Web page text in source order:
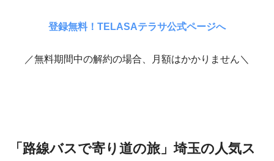
登録無料！TELASAテラサ公式ページへ
／無料期間中の解約の場合、月額はかかりません＼
「路線バスで寄り道の旅」埼玉の人気ス